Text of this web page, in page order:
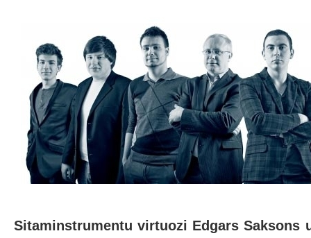
Sitaminstrumentu virtuozi Edgars Saksons